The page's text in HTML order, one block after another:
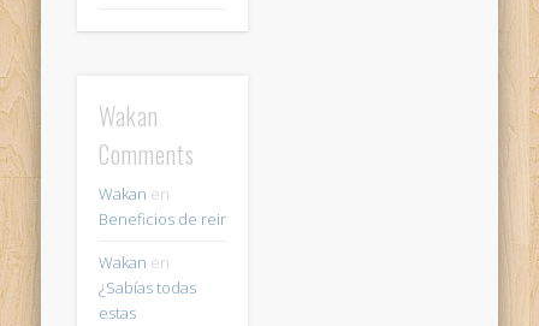
Wakan
Comments
Wakan en
Beneficios de reir
Wakan en
¿Sabías todas
estas